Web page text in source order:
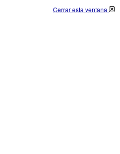
Cerrar esta ventana